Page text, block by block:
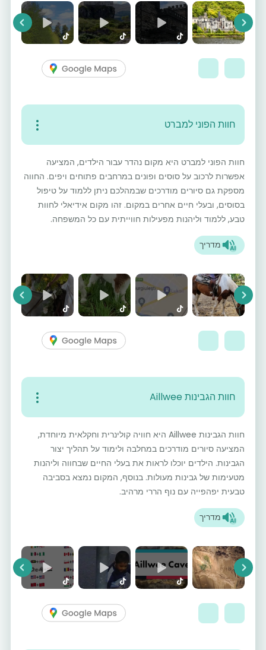
Next
חוות הפוני למברט
חוות הפוני למברט היא מקום נהדר עבור הילדים, המציעה
אפשרות לרכוב על סוסים ופונים במרחבים פתוחים ויפים. החווה
מספקת גם סיורים מודרכים שבמהלכם ניתן ללמוד על טיפול
בסוסים, ובעלי חיים אחרים במקום. זהו מקום אידיאלי לחוות
טבע, ללמוד וליהנות מפעילות חווייתית עם כל המשפחה.
מדריך
Next
חוות הגבינות Aillwee
חוות הגבינות Aillwee היא חוויה קולינרית וחקלאית מיוחדת,
המציעה סיורים מודרכים במחלבה ולימוד על תהליך יצור
הגבינות. הילדים יוכלו לראות את בעלי החיים שבחווה וליהנות
מטעימות של גבינות מעולות. בנוסף, המקום נמצא בסביבה
טבעית יפהפייה עם נוף הררי מרהיב.
מדריך
Next